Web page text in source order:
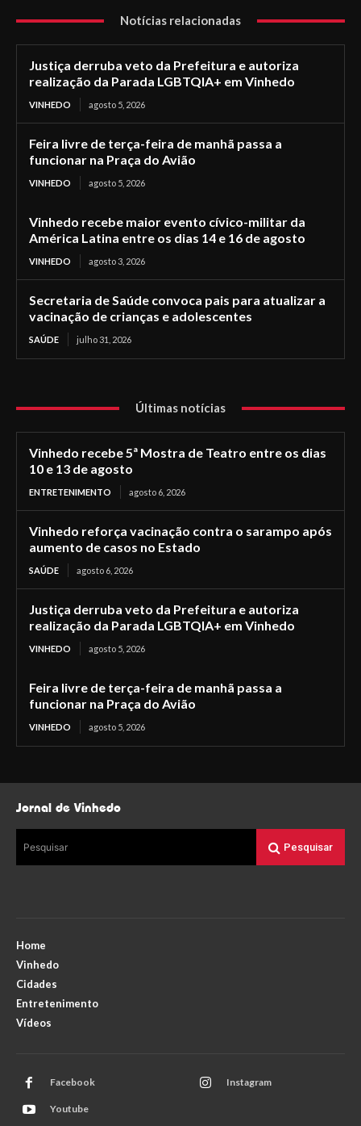
Notícias relacionadas
Justiça derruba veto da Prefeitura e autoriza
realização da Parada LGBTQIA+ em Vinhedo
VINHEDO agosto 5, 2026
Feira livre de terça-feira de manhã passa a
funcionar na Praça do Avião
VINHEDO agosto 5, 2026
Vinhedo recebe maior evento cívico-militar da
América Latina entre os dias 14 e 16 de agosto
VINHEDO agosto 3, 2026
Secretaria de Saúde convoca pais para atualizar a
vacinação de crianças e adolescentes
SAÚDE julho 31, 2026
Últimas notícias
Vinhedo recebe 5ª Mostra de Teatro entre os dias
10 e 13 de agosto
ENTRETENIMENTO agosto 6, 2026
Vinhedo reforça vacinação contra o sarampo após
aumento de casos no Estado
SAÚDE agosto 6, 2026
Justiça derruba veto da Prefeitura e autoriza
realização da Parada LGBTQIA+ em Vinhedo
VINHEDO agosto 5, 2026
Feira livre de terça-feira de manhã passa a
funcionar na Praça do Avião
VINHEDO agosto 5, 2026
Jornal de Vinhedo
Pesquisar Pesquisar
Home
Vinhedo
Cidades
Entretenimento
Vídeos
Facebook Instagram
Youtube